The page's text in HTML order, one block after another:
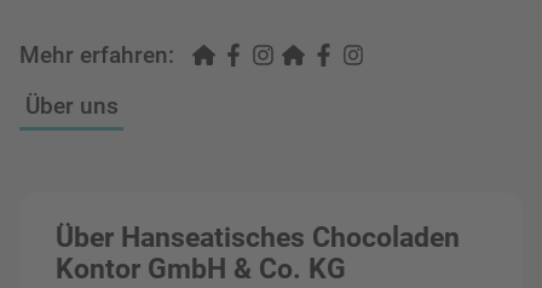
Über uns
Mehr erfahren:
Über Hanseatisches Chocoladen
Kontor GmbH & Co. KG